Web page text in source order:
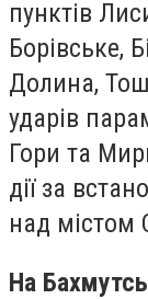
пунктів
Борівське,
Долина,
ударів
Гори та
дії за
над містом
На